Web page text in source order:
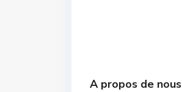
A propos de nous